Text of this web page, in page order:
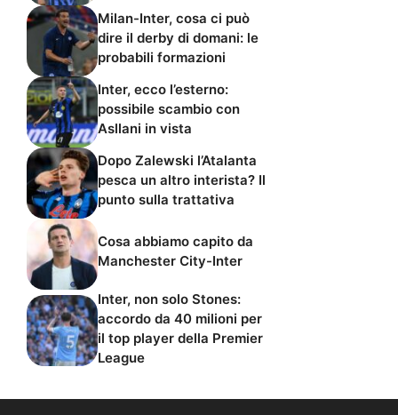
Milan-Inter, cosa ci può
dire il derby di domani: le
probabili formazioni
Inter, ecco l’esterno:
possibile scambio con
Asllani in vista
Dopo Zalewski l’Atalanta
pesca un altro interista? Il
punto sulla trattativa
Cosa abbiamo capito da
Manchester City-Inter
Inter, non solo Stones:
accordo da 40 milioni per
il top player della Premier
League